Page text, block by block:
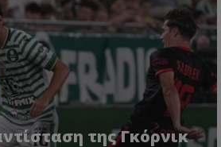
της Γκόρνικ